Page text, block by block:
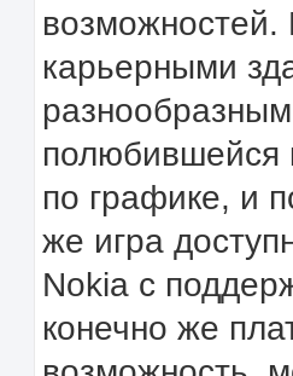
возможностей.
карьерными
полюбившейся
по графике, и
же игра
Nokia с
конечно же